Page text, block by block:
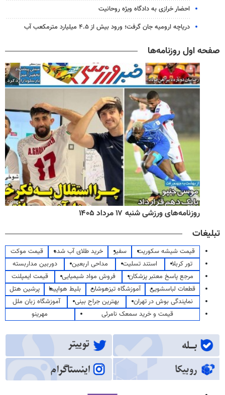
احضار خرازی به دادگاه ویژه روحانیت
دریاچه ارومیه جان گرفت؛ ورود بیش از ۴.۵ میلیارد مترمکعب آب
صفحه اول روزنامه‌ها
روزنامه‌های ورزشی شنبه ۱۷ مرداد ۱۴۰۵
تبلیغات
قیمت شیشه سکوریت سفیر خرید طلای آب شده
قیمت موکت
تور کربلا
استند تسلیت مداحی اربعین
دوربین مداربسته
مرجع پاسخ معتبر پزشکان
فروش مواد شیمیایی
قیمت ایمپلنت
قطعات لباسشویی
آموزشگاه تیزهوشان بلیط هواپیما
پرشین هتل
نمایندگی بوش در تهران
بهترین جراح بینی
آموزشگاه زبان ملل
قیمت و خرید سمعک نامرئی
مهرینو